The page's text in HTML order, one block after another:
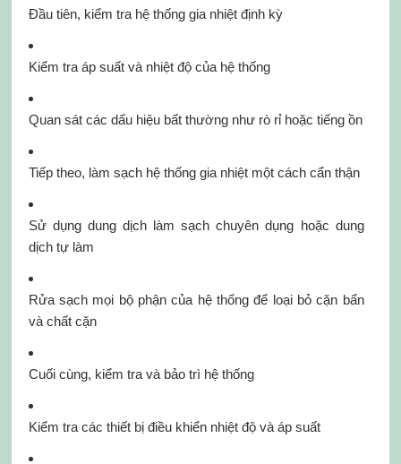
Đầu tiên, kiểm tra hệ thống gia nhiệt định kỳ
Kiểm tra áp suất và nhiệt độ của hệ thống
Quan sát các dấu hiệu bất thường như rò rỉ hoặc tiếng ồn
Tiếp theo, làm sạch hệ thống gia nhiệt một cách cẩn thận
Sử dụng dung dịch làm sạch chuyên dụng hoặc dung
dịch tự làm
Rửa sạch mọi bộ phận của hệ thống để loại bỏ cặn bẩn
và chất cặn
Cuối cùng, kiểm tra và bảo trì hệ thống
Kiểm tra các thiết bị điều khiển nhiệt độ và áp suất